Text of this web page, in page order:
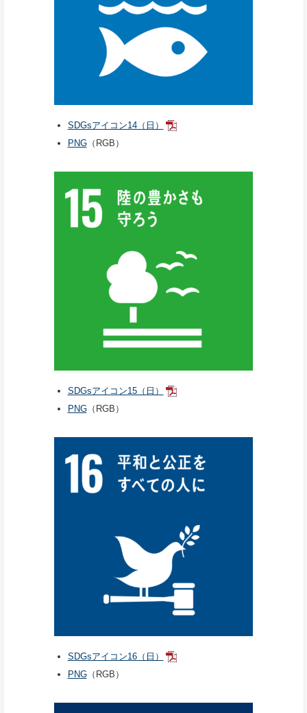
SDGsアイコン14（日）
PNG（RGB）
SDGsアイコン15（日）
PNG（RGB）
SDGsアイコン16（日）
PNG（RGB）